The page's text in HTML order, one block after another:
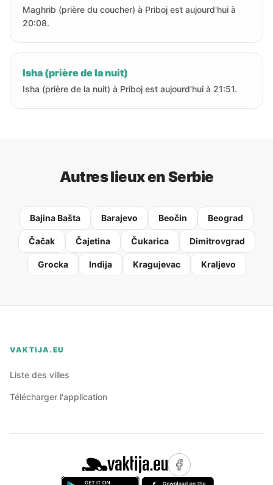
Maghrib (prière du coucher) à Priboj est aujourd'hui à
20:08.
Isha (prière de la nuit)
Isha (prière de la nuit) à Priboj est aujourd'hui à 21:51.
Autres lieux en Serbie
Bajina Bašta Barajevo Beočin Beograd
Čačak Čajetina Čukarica Dimitrovgrad
Grocka Indija Kragujevac Kraljevo
VAKTIJA.EU
Liste des villes
Télécharger l'application